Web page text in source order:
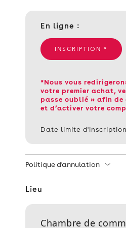
Contact
informations
En ligne :
INSCRIPTION *
*Nous vous
votre premier achat,
passe oublié » afin de
et d’activer votre
Date limite
Politique d'annulation
Lieu
Chambre de